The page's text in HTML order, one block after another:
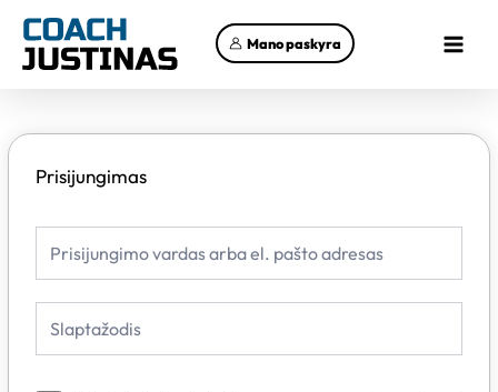
prie
turinio
Mano paskyra
Menu
Prisijungimas